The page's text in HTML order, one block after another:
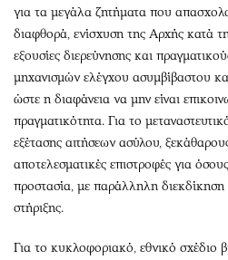
για τα μεγάλα ζητήματα που
διαφθορά, ενίσχυση της Αρχής κατά
εξουσίες διερεύνησης και
μηχανισμών ελέγχου ασυμβίβαστου
ώστε η διαφάνεια να μην είναι
πραγματικότητα. Για το
εξέτασης αιτήσεων ασύλου,
αποτελεσματικές επιστροφές για
προστασία, με παράλληλη διεκδίκηση
στήριξης.
Για το κυκλοφοριακό, εθνικό σχέδιο